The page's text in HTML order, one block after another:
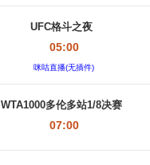
UFC格斗之夜
05:00
咪咕直播(无插件)
WTA1000多伦多站1/8决赛
07:00